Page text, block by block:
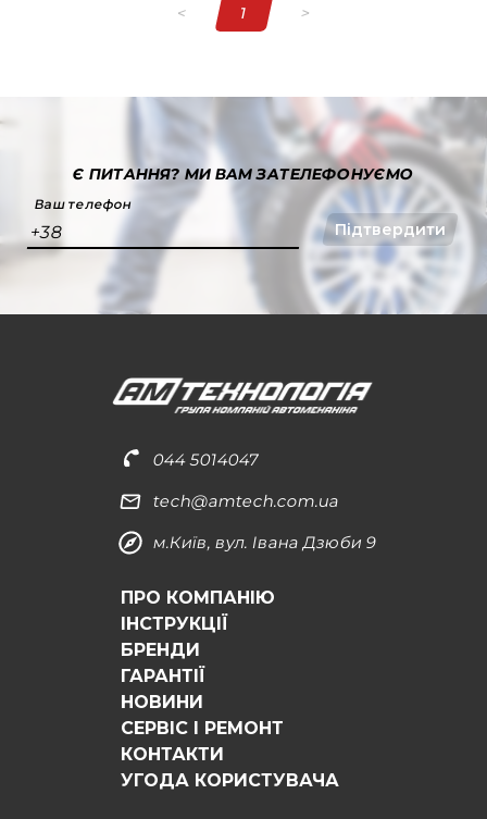
< 1 >
Є ПИТАННЯ?МИ ВАМ ЗАТЕЛЕФОНУЄМО
Ваш телефон
+38 Підтвердити
044 5014047
tech@amtech.com.ua
м.Київ, вул. Івана Дзюби 9
ПРО КОМПАНІЮ
ІНСТРУКЦІЇ
БРЕНДИ
ГАРАНТІЇ
НОВИНИ
СЕРВІС І РЕМОНТ
КОНТАКТИ
УГОДА КОРИСТУВАЧА